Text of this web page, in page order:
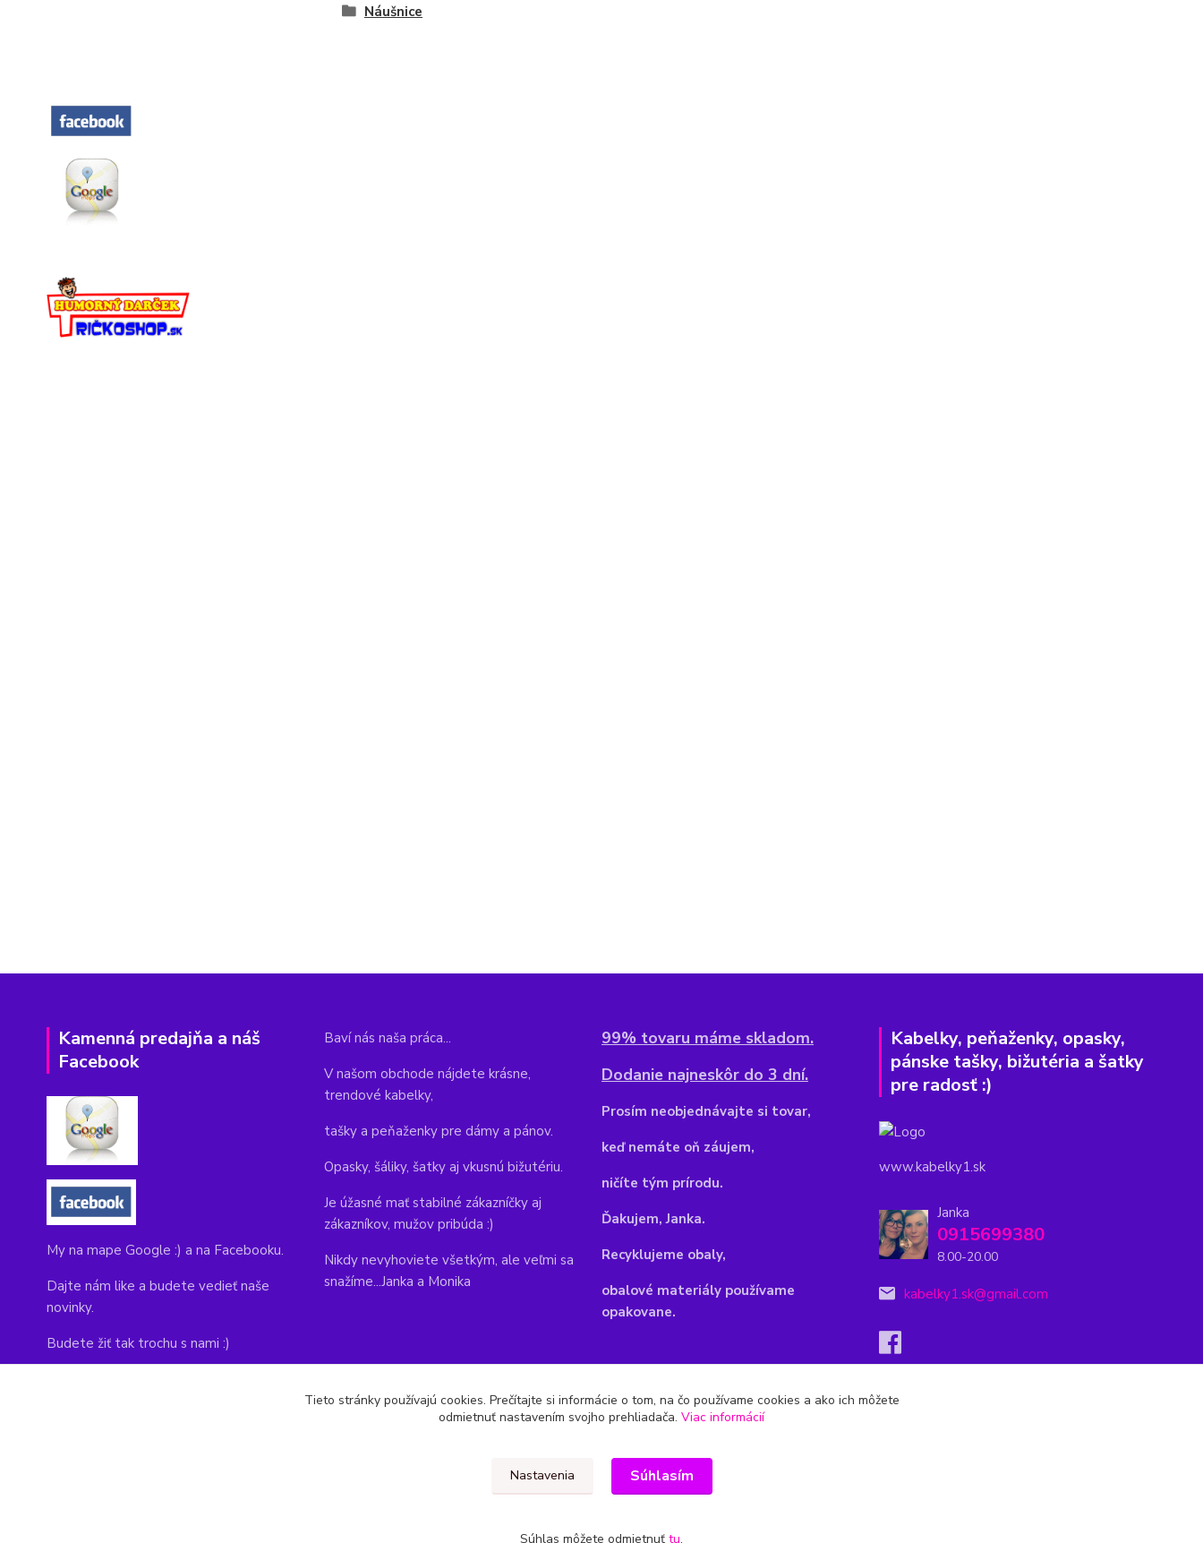
Náušnice
Kamenná predajňa a náš
Facebook
My na mape Google :) a na Facebooku.
Dajte nám like a budete vedieť naše
novinky.
Budete žiť tak trochu s nami :)
Baví nás naša práca...
V našom obchode nájdete krásne,
trendové kabelky,
tašky a peňaženky pre dámy a pánov.
Opasky, šáliky, šatky aj vkusnú bižutériu.
Je úžasné mať stabilné zákazníčky aj
zákazníkov, mužov pribúda :)
Nikdy nevyhoviete všetkým, ale veľmi sa
snažíme...Janka a Monika
99% tovaru máme skladom.
Dodanie najneskôr do 3 dní.
Prosím neobjednávajte si tovar,
keď nemáte oň záujem,
ničíte tým prírodu.
Ďakujem, Janka.
Recyklujeme obaly,
obalové materiály používame
opakovane.
Kabelky, peňaženky, opasky,
pánske tašky, bižutéria a šatky
pre radosť :)
www.kabelky1.sk
Janka
0915699380
8.00-20.00
kabelky1.sk@gmail.com
Tieto stránky používajú cookies. Prečítajte si informácie o tom, na čo používame cookies a ako ich môžete
odmietnuť nastavením svojho prehliadača. Viac informácií
Nastavenia Súhlasím
Súhlas môžete odmietnuť tu.